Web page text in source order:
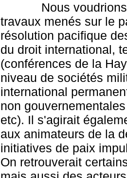
Nous voudrions
travaux menés sur le
résolution pacifique
du droit international,
(conférences de la
niveau de sociétés
international
non
etc). Il s'agirait
aux animateurs de la
initiatives de paix
On retrouverait